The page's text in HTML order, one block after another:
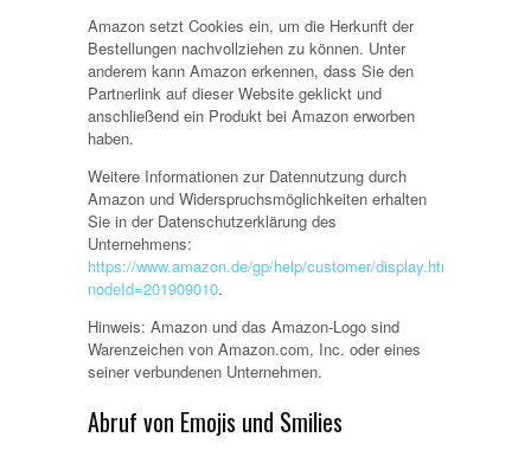
Amazon setzt Cookies ein, um die Herkunft der
Bestellungen nachvollziehen zu können. Unter
anderem kann Amazon erkennen, dass Sie den
Partnerlink auf dieser Website geklickt und
anschließend ein Produkt bei Amazon erworben
haben.
Weitere Informationen zur Datennutzung durch
Amazon und Widerspruchsmöglichkeiten erhalten
Sie in der Datenschutzerklärung des
Unternehmens:
https://www.amazon.de/gp/help/customer/display.html?
nodeId=201909010.
Hinweis: Amazon und das Amazon-Logo sind
Warenzeichen von Amazon.com, Inc. oder eines
seiner verbundenen Unternehmen.
Abruf von Emojis und Smilies